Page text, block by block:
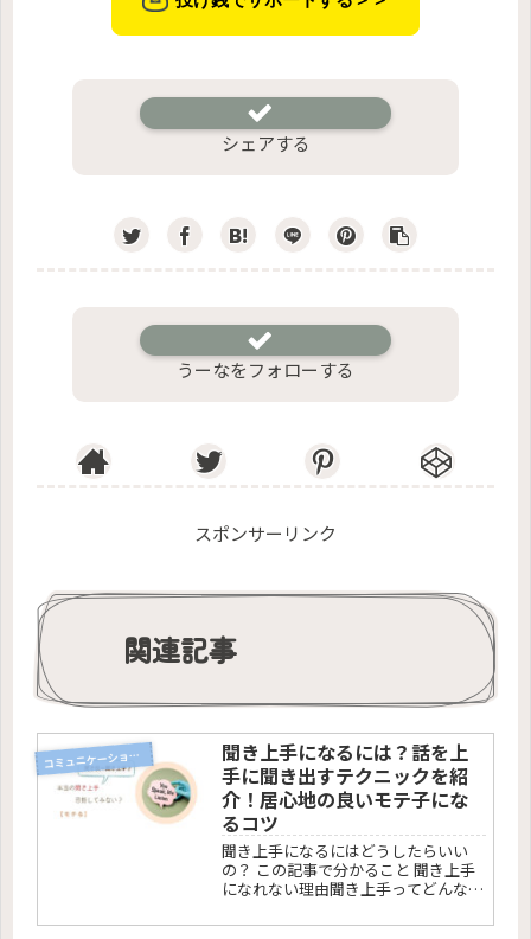
シェアする
うーなをフォローする
スポンサーリンク
関連記事
コ
ミュニケーション術
聞き上手になるには？話を上
手に聞き出すテクニックを紹
介！居心地の良いモテ子にな
るコツ
聞き上手になるにはどうしたらいい
の？ この記事で分かること 聞き上手
になれない理由聞き上手ってどんな
ニック聞き上手になるには実践して慣